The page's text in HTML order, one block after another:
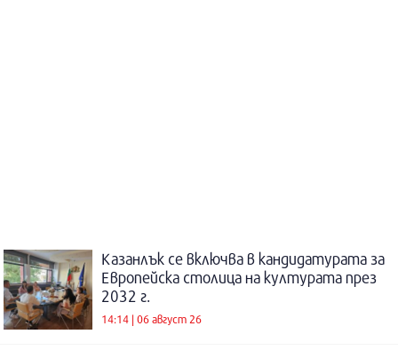
Казанлък се включва в кандидатурата за
Европейска столица на културата през
2032 г.
14:14 | 06 август 26